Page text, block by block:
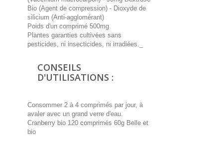
Bio (Agent de compression) - Dioxyde de
silicium (Anti-agglomérant)
Poids d'un comprimé 500mg
Plantes garanties cultivées sans
pesticides, ni insecticides, ni irradiées._
CONSEILS
D'UTILISATIONS :
Consommer 2 à 4 comprimés par jour, à
avaler avec un grand verre d'eau.
Cranberry bio 120 comprimés 60g Belle et
bio